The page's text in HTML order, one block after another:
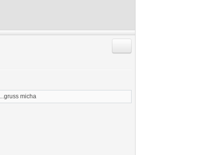
micha